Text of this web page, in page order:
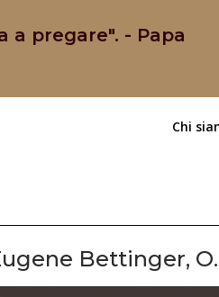
a pregare". - Papa
Chi
Bettinger,